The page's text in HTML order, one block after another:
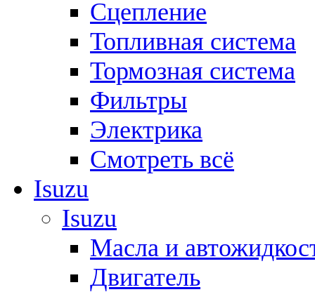
Сцепление
Топливная система
Тормозная система
Фильтры
Электрика
Смотреть всё
Isuzu
Isuzu
Масла и
Двигатель